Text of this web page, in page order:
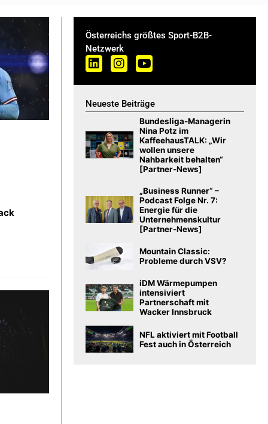
Österreichs größtes Sport-B2B-
Netzwerk
Neueste Beiträge
Bundesliga-Managerin
Nina Potz im
KaffeehausTALK: „Wir
wollen unsere
Nahbarkeit behalten“
[Partner-News]
„Business Runner“ –
Podcast Folge Nr. 7:
Energie für die
Unternehmenskultur
[Partner-News]
Mountain Classic:
Probleme durch VSV?
iDM Wärmepumpen
intensiviert
Partnerschaft mit
Wacker Innsbruck
NFL aktiviert mit Football
Fest auch in Österreich